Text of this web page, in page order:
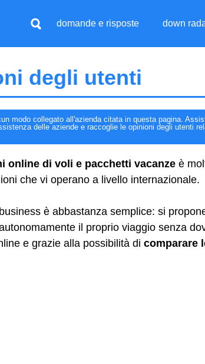
domande e risposte down
degli utenti
modo collegato all'azienda citata in questa pagina.
delle aziende e raccoglie le opinioni degli utenti
online di voli e pacchetti vacanze è
che vi operano a livello internazionale.
è abbastanza semplice: si
il proprio viaggio senza
e grazie alla possibilità di comparare